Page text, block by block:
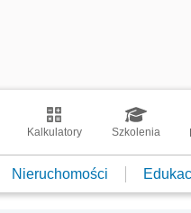
Kalkulatory Szkolenia
Nieruchomości